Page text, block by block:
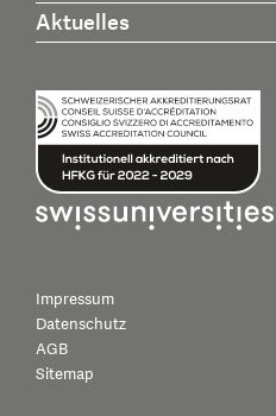
Aktuelles
Impressum
Datenschutz
AGB
Sitemap